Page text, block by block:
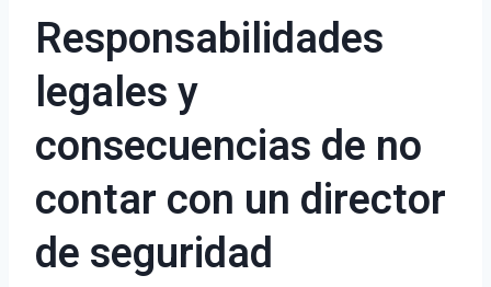
Responsabilidades
legales y
consecuencias de no
contar con un director
de seguridad